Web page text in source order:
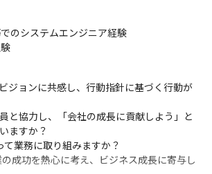
のシステムエンジニア経験
ジョンに共感し、行動指針に基づく行動が
と協力し、「会社の成長に貢献しよう」と
ますか？
業務に取り組みますか？
成功を熱心に考え、ビジネス成長に寄与し